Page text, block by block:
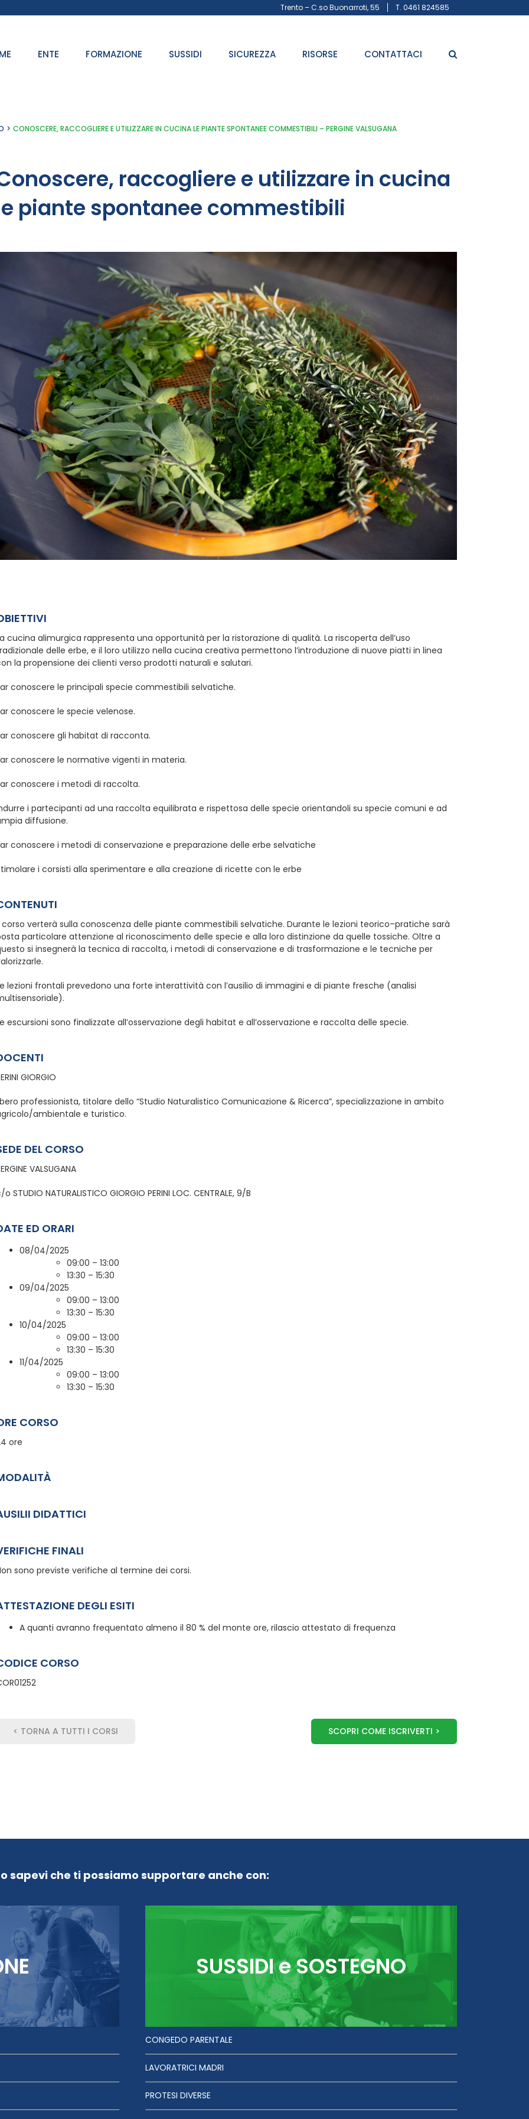
Trento – C.so Buonarroti, 55 T. 0461 824585
ENTE FORMAZIONE SUSSIDI SICUREZZA RISORSE CONTATTACI
CONOSCERE, RACCOGLIERE E UTILIZZARE IN CUCINA LE PIANTE SPONTANEE COMMESTIBILI – PERGINE VALSUGANA
raccogliere e utilizzare in cucina
piante spontanee commestibili
cucina alimurgica rappresenta una opportunità per la ristorazione di qualità. La riscoperta dell’uso
delle erbe, e il loro utilizzo nella cucina creativa permettono l’introduzione di nuove piatti in linea
la propensione dei clienti verso prodotti naturali e salutari.
conoscere le principali specie commestibili selvatiche.
conoscere le specie velenose.
conoscere gli habitat di racconta.
conoscere le normative vigenti in materia.
conoscere i metodi di raccolta.
i partecipanti ad una raccolta equilibrata e rispettosa delle specie orientandoli su specie comuni e ad
diffusione.
conoscere i metodi di conservazione e preparazione delle erbe selvatiche
i corsisti alla sperimentare e alla creazione di ricette con le erbe
corso verterà sulla conoscenza delle piante commestibili selvatiche. Durante le lezioni teorico–pratiche sarà
particolare attenzione al riconoscimento delle specie e alla loro distinzione da quelle tossiche. Oltre a
si insegnerà la tecnica di raccolta, i metodi di conservazione e di trasformazione e le tecniche per
lezioni frontali prevedono una forte interattività con l’ausilio di immagini e di piante fresche (analisi
escursioni sono finalizzate all’osservazione degli habitat e all’osservazione e raccolta delle specie.
GIORGIO
professionista, titolare dello “Studio Naturalistico Comunicazione & Ricerca”, specializzazione in ambito
ambientale e turistico.
DEL CORSO
VALSUGANA
o STUDIO NATURALISTICO GIORGIO PERINI LOC. CENTRALE, 9/B
ED ORARI
08/04/2025
09:00 – 13:00
13:30 – 15:30
09/04/2025
09:00 – 13:00
13:30 – 15:30
10/04/2025
09:00 – 13:00
13:30 – 15:30
11/04/2025
09:00 – 13:00
13:30 – 15:30
CORSO
ore
DIDATTICI
FINALI
sono previste verifiche al termine dei corsi.
DEGLI ESITI
A quanti avranno frequentato almeno il 80 % del monte ore, rilascio attestato di frequenza
CORSO
< TORNA A TUTTI I CORSI SCOPRI COME ISCRIVERTI >
sapevi che ti possiamo supportare anche con:
SUSSIDI e SOSTEGNO
CONGEDO PARENTALE
LAVORATRICI MADRI
PROTESI DIVERSE